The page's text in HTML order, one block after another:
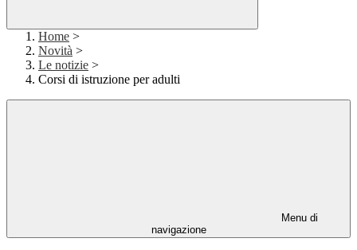
Home >
Novità >
Le notizie >
Corsi di istruzione per adulti
Menu di
navigazione